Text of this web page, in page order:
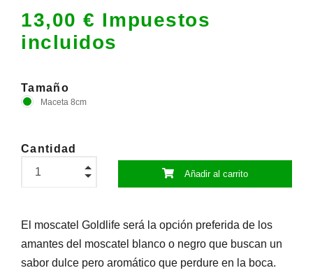
13,00 € Impuestos
incluidos
Tamaño
Maceta 8cm
Cantidad
Añadir al carrito
El moscatel Goldlife será la opción preferida de los
amantes del moscatel blanco o negro que buscan un
sabor dulce pero aromático que perdure en la boca.